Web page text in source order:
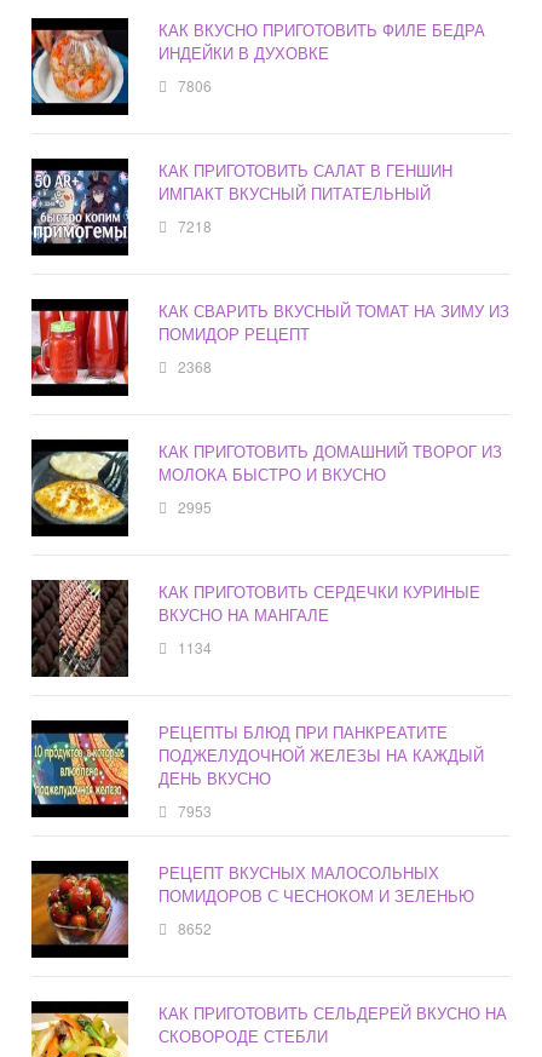
КАК ВКУСНО ПРИГОТОВИТЬ ФИЛЕ БЕДРА
ИНДЕЙКИ В ДУХОВКЕ
7806
КАК ПРИГОТОВИТЬ САЛАТ В ГЕНШИН
ИМПАКТ ВКУСНЫЙ ПИТАТЕЛЬНЫЙ
7218
КАК СВАРИТЬ ВКУСНЫЙ ТОМАТ НА ЗИМУ ИЗ
ПОМИДОР РЕЦЕПТ
2368
КАК ПРИГОТОВИТЬ ДОМАШНИЙ ТВОРОГ ИЗ
МОЛОКА БЫСТРО И ВКУСНО
2995
КАК ПРИГОТОВИТЬ СЕРДЕЧКИ КУРИНЫЕ
ВКУСНО НА МАНГАЛЕ
1134
РЕЦЕПТЫ БЛЮД ПРИ ПАНКРЕАТИТЕ
ПОДЖЕЛУДОЧНОЙ ЖЕЛЕЗЫ НА КАЖДЫЙ
ДЕНЬ ВКУСНО
7953
РЕЦЕПТ ВКУСНЫХ МАЛОСОЛЬНЫХ
ПОМИДОРОВ С ЧЕСНОКОМ И ЗЕЛЕНЬЮ
8652
КАК ПРИГОТОВИТЬ СЕЛЬДЕРЕЙ ВКУСНО НА
СКОВОРОДЕ СТЕБЛИ